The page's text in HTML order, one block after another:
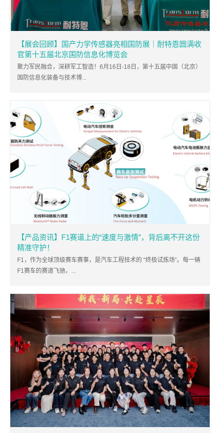
【展会回顾】国产力学传感器亮相国防展｜耐特恩圆满收
官第十五届北京国防信息化博览会
聚力军民融合，深耕军工智造！6月16日-18日，第十五届中国（北京）
国防信息化装备与技术博...
【产品资讯】F1赛道上的“速度与激情”，背后离不开这份
精准守护！
F1，作为全球顶级赛车赛事，是汽车工程技术的 “终极试炼场”。每一辆
F1赛车的赛道飞驰，...